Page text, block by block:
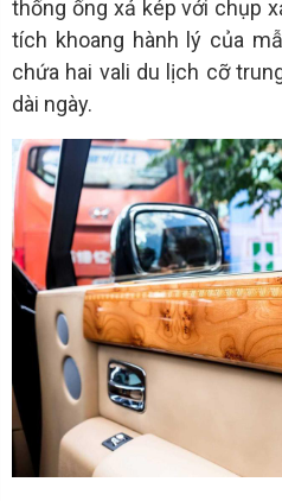
thống ống xả kép với chụp
tích khoang hành lý của
chứa hai vali du lịch cỡ
dài ngày.